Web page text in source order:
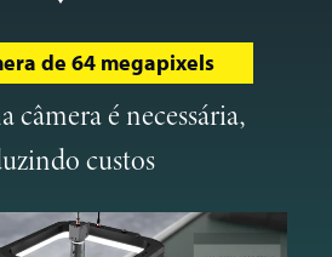
de 64 megapixels
câmera é necessária,
custos